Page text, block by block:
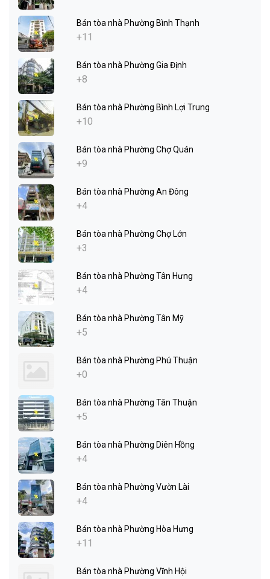
Bán tòa nhà Phường Bình Thạnh
+11
Bán tòa nhà Phường Gia Định
+8
Bán tòa nhà Phường Bình Lợi Trung
+10
Bán tòa nhà Phường Chợ Quán
+9
Bán tòa nhà Phường An Đông
+4
Bán tòa nhà Phường Chợ Lớn
+3
Bán tòa nhà Phường Tân Hưng
+4
Bán tòa nhà Phường Tân Mỹ
+5
Bán tòa nhà Phường Phú Thuận
+0
Bán tòa nhà Phường Tân Thuận
+5
Bán tòa nhà Phường Diên Hồng
+4
Bán tòa nhà Phường Vườn Lài
+4
Bán tòa nhà Phường Hòa Hưng
+11
Bán tòa nhà Phường Vĩnh Hội